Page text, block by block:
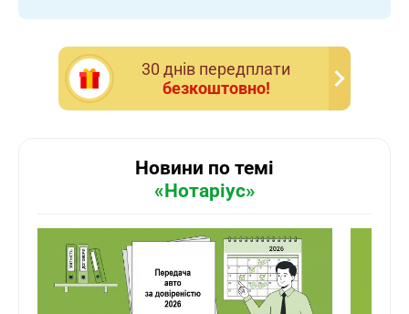
30 днiв передплати
безкоштовно!
Новини по темі
«Нотаріус»